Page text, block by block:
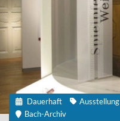
Dauerhaft
Ausstellung
Bach-Archiv